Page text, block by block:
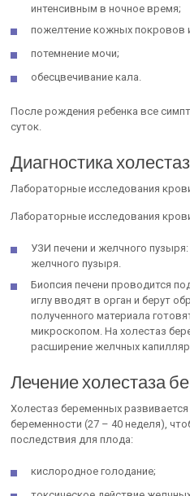
интенсивным в ночное время;
пожелтение кожных покровов
потемнение мочи;
обесцвечивание кала.
После рождения ребенка все
суток.
Диагностика
Лабораторные исследования
Лабораторные исследования
УЗИ печени и желчного
желчного пузыря.
Биопсия печени проводится
иглу вводят в орган и берут
полученного материала
микроскопом. На холестаз
расширение желчных
Лечение холестаза
Холестаз беременных
беременности (27 – 40 неделя),
последствия для плода:
кислородное голодание;